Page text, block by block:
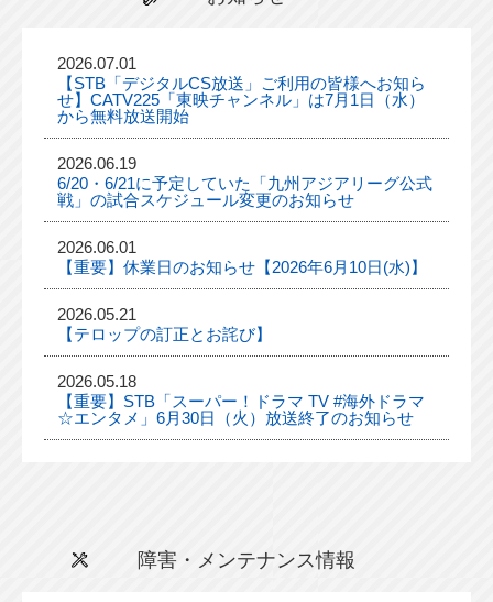
2026.07.01
【STB「デジタルCS放送」ご利用の皆様へお知ら
せ】CATV225「東映チャンネル」は7月1日（水）
から無料放送開始
2026.06.19
6/20・6/21に予定していた「九州アジアリーグ公式
戦」の試合スケジュール変更のお知らせ
2026.06.01
【重要】休業日のお知らせ【2026年6月10日(水)】
2026.05.21
【テロップの訂正とお詫び】
2026.05.18
【重要】STB「スーパー！ドラマ TV #海外ドラマ
☆エンタメ」6月30日（火）放送終了のお知らせ
障害・メンテナンス情報